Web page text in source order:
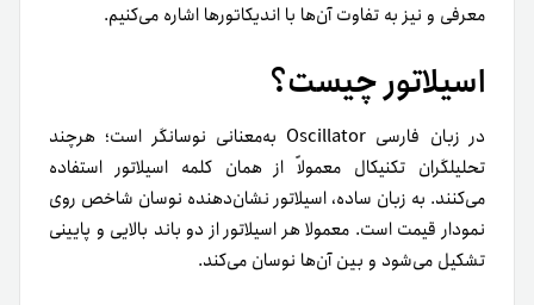
معرفی و نیز به تفاوت آن‌ها با اندیکاتورها اشاره می‌کنیم.
اسیلاتور چیست؟
در زبان فارسی Oscillator به‌معنانی نوسانگر است؛ هرچند
تحلیلگران تکنیکال معمولاً از همان کلمه اسیلاتور استفاده
می‌کنند. به‌ زبان ساده، اسیلاتور نشان‌دهنده نوسان شاخص روی
نمودار قیمت است. معمولا هر اسیلاتور از دو باند بالایی و پایینی
تشکیل می‌شود و بین آن‌ها نوسان می‌کند.